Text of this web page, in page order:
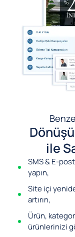
ile
SMS & E-
yapın,
Site içi
artırın,
Ürün,
ürünlerinizi